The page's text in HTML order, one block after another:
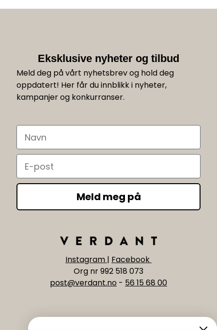
Eksklusive nyheter og tilbud
Meld deg på vårt nyhetsbrev og hold deg
oppdatert! Her får du innblikk i nyheter,
kampanjer og konkurranser.
Navn
Email
Meld meg på
Instagram | Facebook
Org nr 992 518 073
post@verdant.no - 56 15 68 00